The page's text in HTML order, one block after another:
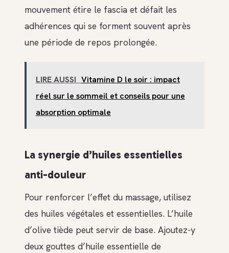
mouvement étire le fascia et défait les
adhérences qui se forment souvent après
une période de repos prolongée.
LIRE AUSSI Vitamine D le soir : impact
réel sur le sommeil et conseils pour une
absorption optimale
La synergie d’huiles essentielles
anti-douleur
Pour renforcer l’effet du massage, utilisez
des huiles végétales et essentielles. L’huile
d’olive tiède peut servir de base. Ajoutez-y
deux gouttes d’huile essentielle de